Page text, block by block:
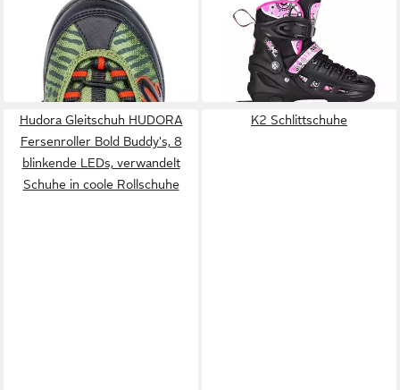
Schlittschuhe
ab 102,49 €
in 9-11 Werktagen bei dir
Schlittschuhe Inlineskates
Rollschuhe Eislaufschuhe
ab 74,90 € 93,90 €
in 5-6 Werktagen bei dir
Hudora Gleitschuh HUDORA
Fersenroller Bold Buddy's, 8
blinkende LEDs, verwandelt
Schuhe in coole Rollschuhe
K2 Schlittschuhe